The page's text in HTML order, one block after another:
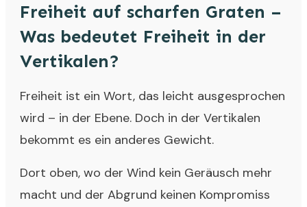
Freiheit auf scharfen Graten –
Was bedeutet Freiheit in der
Vertikalen?
Freiheit ist ein Wort, das leicht ausgesprochen
wird – in der Ebene. Doch in der Vertikalen
bekommt es ein anderes Gewicht.
Dort oben, wo der Wind kein Geräusch mehr
macht und der Abgrund keinen Kompromiss